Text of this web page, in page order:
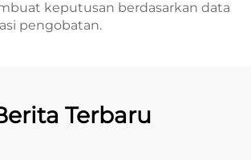
keputusan berdasarkan data
pengobatan.
Terbaru